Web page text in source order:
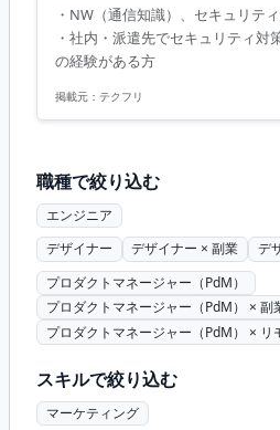
・NW（通信知識）、セキュリテ
・社内・派遣先でセキュリティ対
の経験がある方
掲載元： テクフリ
職種で絞り込む
エンジニア
デザイナー
デザイナー × 副業
デ
プロダクトマネージャー（PdM）
プロダクトマネージャー（PdM） × 副
プロダクトマネージャー（PdM） × リ
スキルで絞り込む
マーケティング